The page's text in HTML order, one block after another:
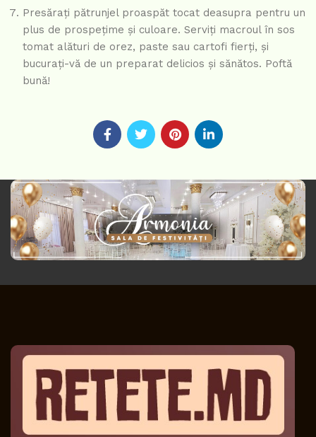
Presărați pătrunjel proaspăt tocat deasupra pentru un
plus de prospețime și culoare. Serviți macroul în sos
tomat alături de orez, paste sau cartofi fierți, și
bucurați-vă de un preparat delicios și sănătos. Poftă
bună!